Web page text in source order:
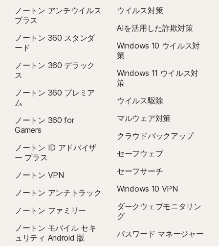
ノートン アンチウイルス
プラス
ノートン 360 スタンダ
ード
ノートン 360 デラック
ス
ノートン 360 プレミア
ム
ノートン 360 for
Gamers
ノートン ID アドバイザ
ー プラス
ノートン VPN
ノートン アンチトラック
ノートン ファミリー
ノートン モバイル セキ
ュリティ Android 版
ウイルス対策
AIを活用した詐欺対策
Windows 10 ウイルス対
策
Windows 11 ウイルス対
策
ウイルス駆除
マルウェア対策
クラウドバックアップ
セーフウェブ
セーフサーチ
Windows 10 VPN
ダークウェブモニタリン
グ
パスワード マネージャー